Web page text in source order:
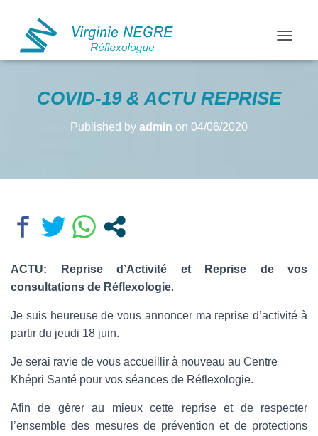
COVID-19 & ACTU REPRISE
Published by admin on 04/06/2020
ACTU: Reprise d’Activité et Reprise de vos
consultations de Réflexologie.
Je suis heureuse de vous annoncer ma reprise d’activité à
partir du jeudi 18 juin.
Je serai ravie de vous accueillir à nouveau au Centre
Khépri Santé pour vos séances de Réflexologie.
Afin de gérer au mieux cette reprise et de respecter
l’ensemble des mesures de prévention et de protections